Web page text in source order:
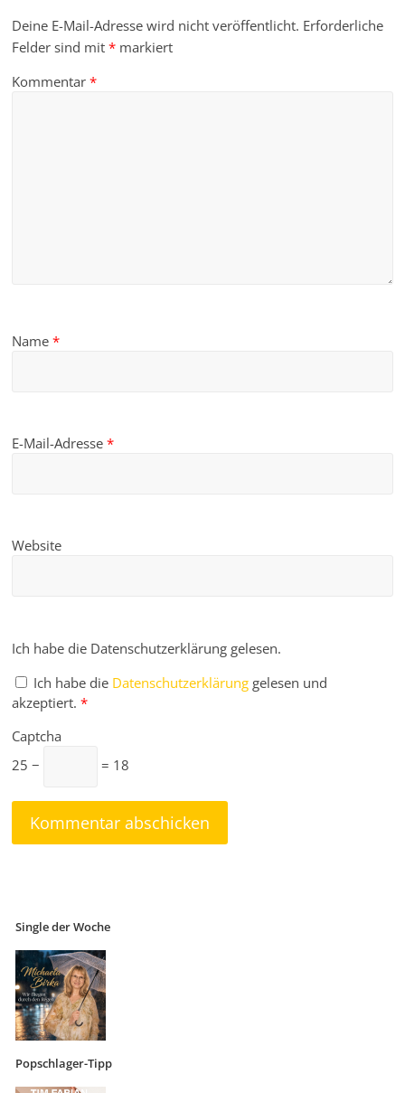
Deine E-Mail-Adresse wird nicht veröffentlicht. Erforderliche
Felder sind mit* markiert
Kommentar*
Name*
E-Mail-Adresse*
Website
Ich habe die Datenschutzerklärung gelesen.
Ich habe die Datenschutzerklärung gelesen und
akzeptiert. *
Captcha
25 −
= 18
Single der Woche
Popschlager-Tipp